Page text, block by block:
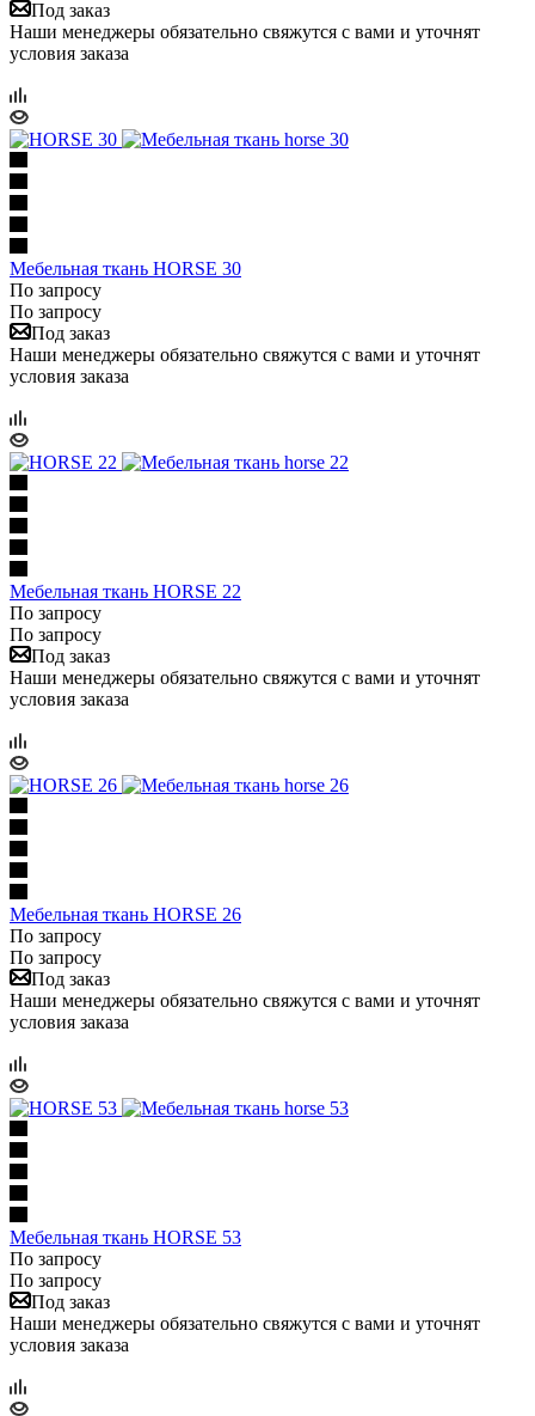
Под заказ
Наши менеджеры обязательно свяжутся с вами и уточнят
условия заказа
Мебельная ткань HORSE 30
По запросу
По запросу
Под заказ
Наши менеджеры обязательно свяжутся с вами и уточнят
условия заказа
Мебельная ткань HORSE 22
По запросу
По запросу
Под заказ
Наши менеджеры обязательно свяжутся с вами и уточнят
условия заказа
Мебельная ткань HORSE 26
По запросу
По запросу
Под заказ
Наши менеджеры обязательно свяжутся с вами и уточнят
условия заказа
Мебельная ткань HORSE 53
По запросу
По запросу
Под заказ
Наши менеджеры обязательно свяжутся с вами и уточнят
условия заказа